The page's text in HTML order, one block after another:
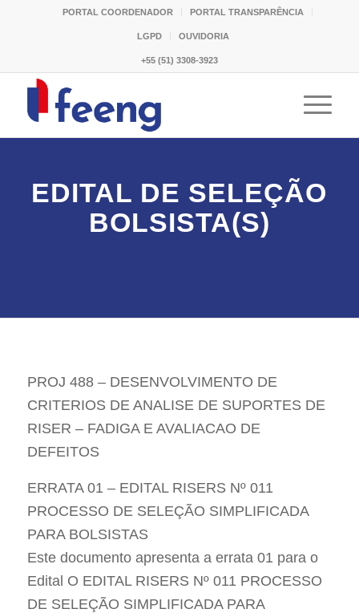
PORTAL COORDENADOR PORTAL TRANSPARÊNCIA
LGPD OUVIDORIA
+55 (51) 3308-3923
EDITAL DE SELEÇÃO
BOLSISTA(S)
PROJ 488 – DESENVOLVIMENTO DE
CRITERIOS DE ANALISE DE SUPORTES DE
RISER – FADIGA E AVALIACAO DE
DEFEITOS
ERRATA 01 – EDITAL RISERS Nº 011
PROCESSO DE SELEÇÃO SIMPLIFICADA
PARA BOLSISTAS
Este documento apresenta a errata 01 para o
Edital O EDITAL RISERS Nº 011 PROCESSO
DE SELEÇÃO SIMPLIFICADA PARA